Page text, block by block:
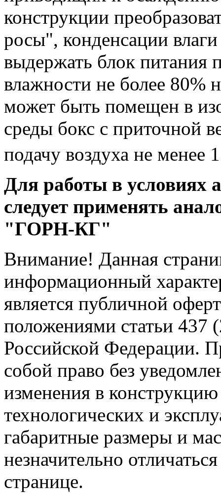
конструкции
росы", конденсации
выдержать блок питания
влажности не более 80%
может быть помещен в
среды бокс с приточной
подачу воздуха не менее
Для работы в условиях
следует применять
"ГОРН-КГ"
Внимание! Данная
информационный
является публичной
положениями статьи 437
Российской Федерации.
собой право без
изменения в
технологических и
габаритные размеры и
незначительно
странице.